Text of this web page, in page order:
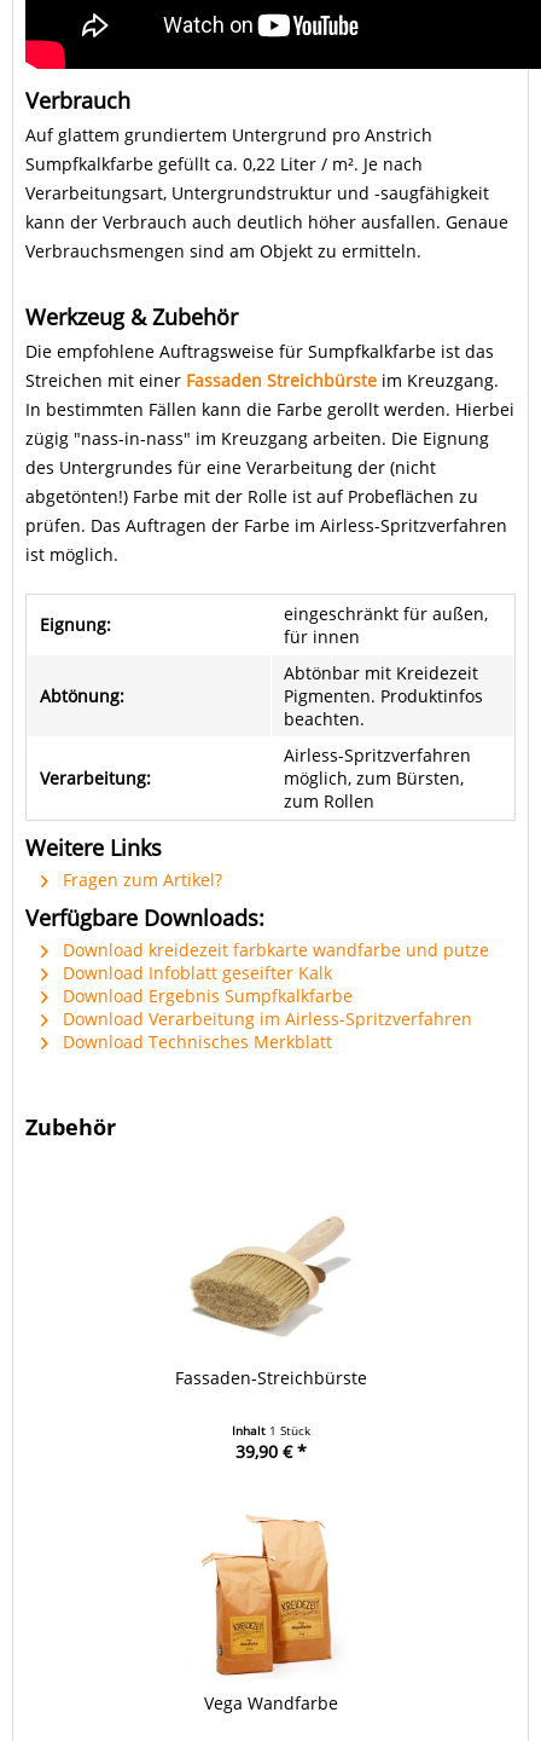
Verbrauch
Auf glattem grundiertem Untergrund pro Anstrich
Sumpfkalkfarbe gefüllt ca. 0,22 Liter / m². Je nach
Verarbeitungsart, Untergrundstruktur und -saugfähigkeit
kann der Verbrauch auch deutlich höher ausfallen. Genaue
Verbrauchsmengen sind am Objekt zu ermitteln.
Werkzeug & Zubehör
Die empfohlene Auftragsweise für Sumpfkalkfarbe ist das
Streichen mit einer Fassaden Streichbürste im Kreuzgang.
In bestimmten Fällen kann die Farbe gerollt werden. Hierbei
zügig "nass-in-nass" im Kreuzgang arbeiten. Die Eignung
des Untergrundes für eine Verarbeitung der (nicht
abgetönten!) Farbe mit der Rolle ist auf Probeflächen zu
prüfen. Das Auftragen der Farbe im Airless-Spritzverfahren
ist möglich.
Eignung:
eingeschränkt für außen,
für innen
Abtönung:
Abtönbar mit Kreidezeit
Pigmenten. Produktinfos
beachten.
Verarbeitung:
Airless-Spritzverfahren
möglich, zum Bürsten,
zum Rollen
Weitere Links
Fragen zum Artikel?
Verfügbare Downloads:
Download kreidezeit farbkarte wandfarbe und putze
Download Infoblatt geseifter Kalk
Download Ergebnis Sumpfkalkfarbe
Download Verarbeitung im Airless-Spritzverfahren
Download Technisches Merkblatt
Zubehör
Fassaden-Streichbürste
Inhalt 1 Stück
39,90 € *
Vega Wandfarbe